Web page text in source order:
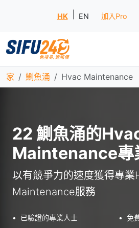
HK EN 加入Pro
家 鰂魚涌 Hvac Maintenance
22 鰂魚涌的
Maintenance專
以有競爭力的速度獲得專業
Maintenance服務
• 已驗證的專業人士 • 免